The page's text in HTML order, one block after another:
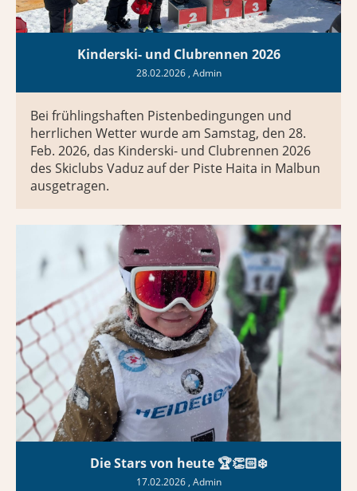
Kinderski- und Clubrennen 2026
28.02.2026, Admin
Bei frühlingshaften Pistenbedingungen und
herrlichen Wetter wurde am Samstag, den 28.
Feb. 2026, das Kinderski- und Clubrennen 2026
des Skiclubs Vaduz auf der Piste Haita in Malbun
ausgetragen.
Die Stars von heute 🏆👏🏻❄️
17.02.2026, Admin